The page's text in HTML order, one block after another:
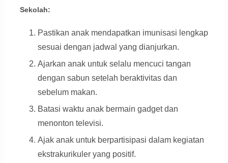
Sekolah:
Pastikan anak mendapatkan imunisasi lengkap
sesuai dengan jadwal yang dianjurkan.
Ajarkan anak untuk selalu mencuci tangan
dengan sabun setelah beraktivitas dan
sebelum makan.
Batasi waktu anak bermain gadget dan
menonton televisi.
Ajak anak untuk berpartisipasi dalam kegiatan
ekstrakurikuler yang positif.